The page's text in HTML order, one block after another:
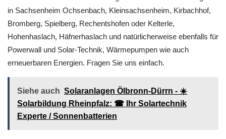
in Sachsenheim Ochsenbach, Kleinsachsenheim, Kirbachhof,
Bromberg, Spielberg, Rechentshofen oder Kelterle,
Hohenhaslach, Häfnerhaslach und natürlicherweise ebenfalls für
Powerwall und Solar-Technik, Wärmepumpen wie auch
erneuerbaren Energien. Fragen Sie uns einfach.
Siehe auch Solaranlagen Ölbronn-Dürrn - ☀️
Solarbildung Rheinpfalz: ☎ Ihr Solartechnik
Experte / Sonnenbatterien